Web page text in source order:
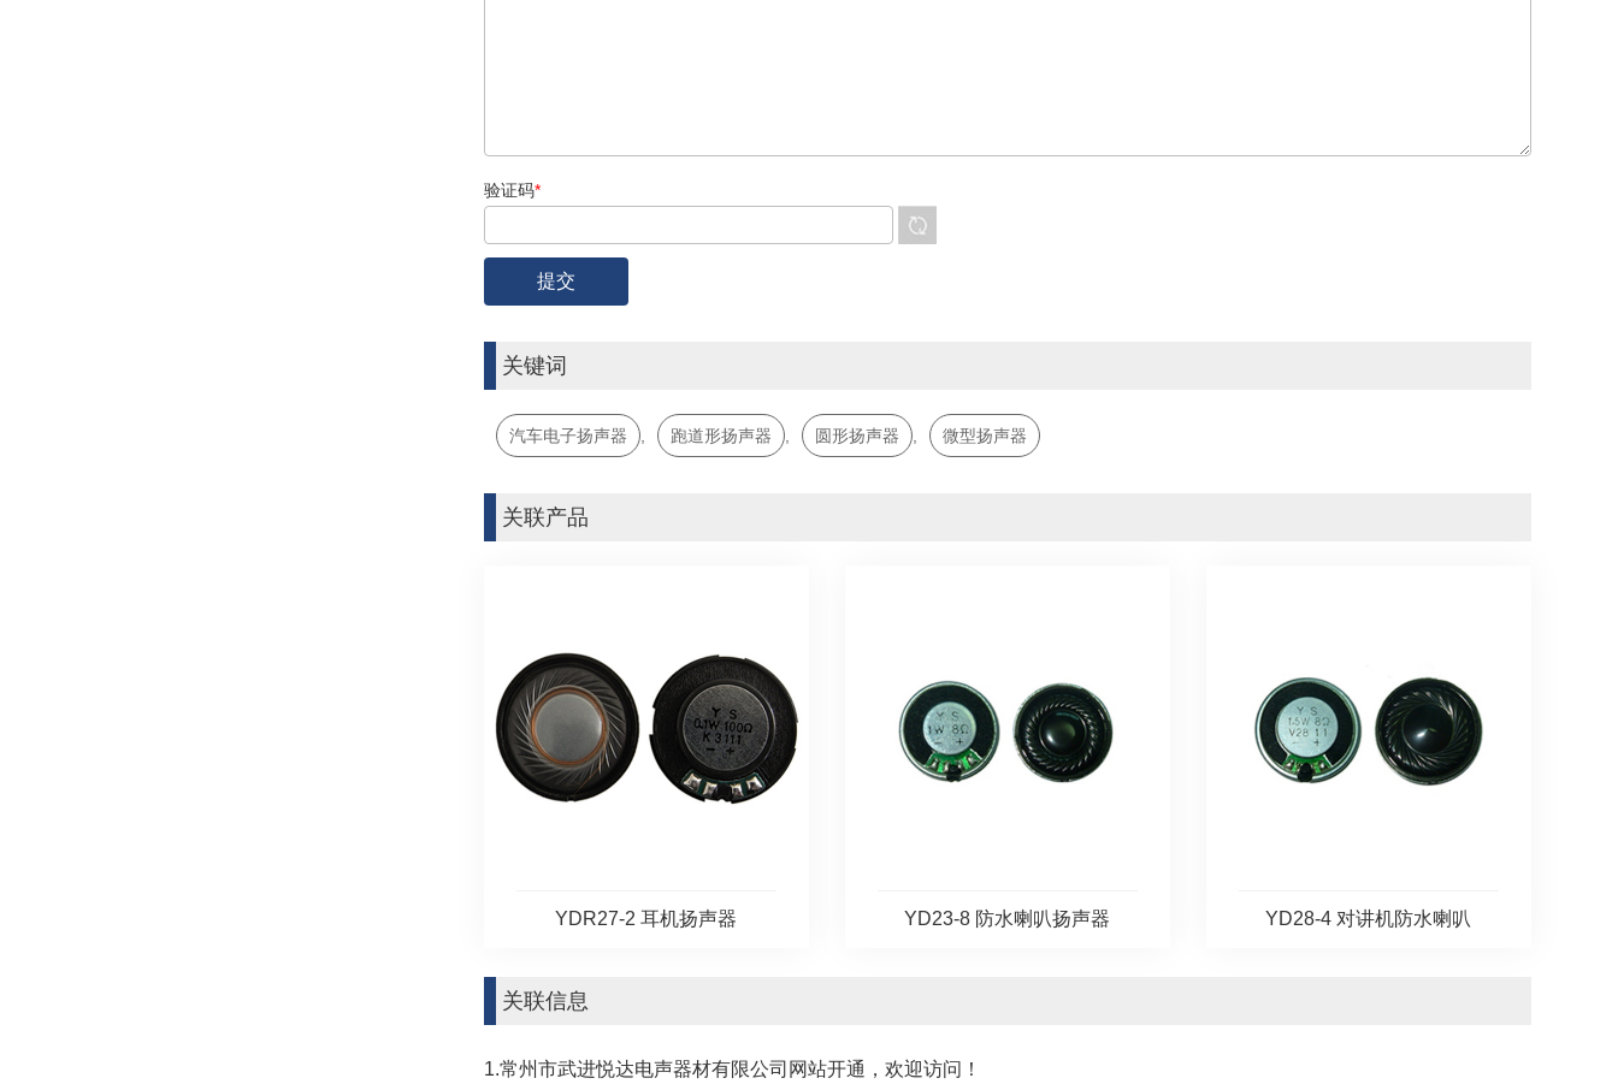
验证码*
关键词
汽车电子扬声器 , 跑道形扬声器 , 圆形扬声器 , 微型扬声器
关联产品
YDR27-2 耳机扬声器 YD23-8 防水喇叭扬声器 YD28-4 对讲机防水喇叭
关联信息
1.常州市武进悦达电声器材有限公司网站开通，欢迎访问！